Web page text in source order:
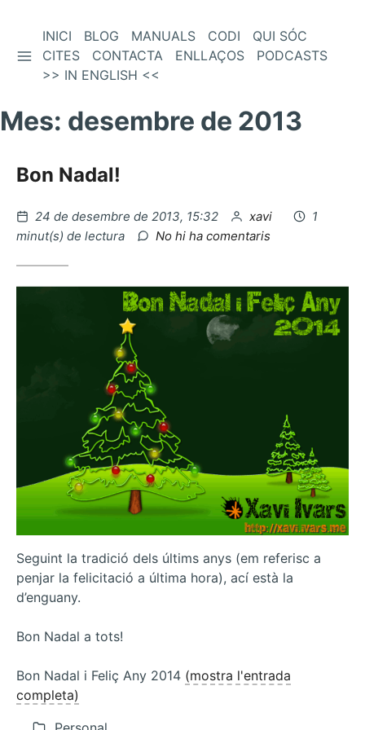
contingut
BARRA LATERAL
INICI BLOG MANUALS CODI
QUI SÓC
CITES
CONTACTA ENLLAÇOS
PODCASTS
>> IN ENGLISH <<
Mes: desembre de 2013
Bon Nadal!
Publicat
el
24 de desembre de 2013, 15:32 per
xavi
1
minut(s) de lectura
No hi ha comentaris
Seguint la tradició dels últims anys (em referisc a
penjar la felicitació a última hora), ací està la
d’enguany.
Bon Nadal a tots!
Bon Nadal i Feliç Any 2014 (mostra l'entrada
completa)